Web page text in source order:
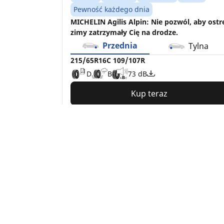
Pewność każdego dnia
MICHELIN Agilis Alpin: Nie pozwól, aby
zimy zatrzymały Cię na drodze.
Przednia Tylna
215/65R16C 109/107R
D
B 73 dB
Kup teraz